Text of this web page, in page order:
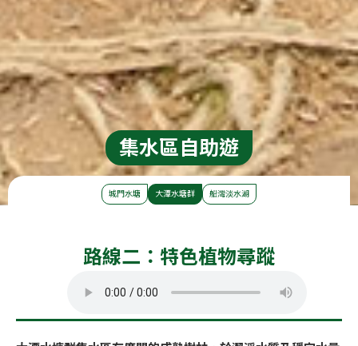
集水區自助遊
城門水塘 大潭水塘群 船灣淡水湖
路線二：特色植物尋蹤